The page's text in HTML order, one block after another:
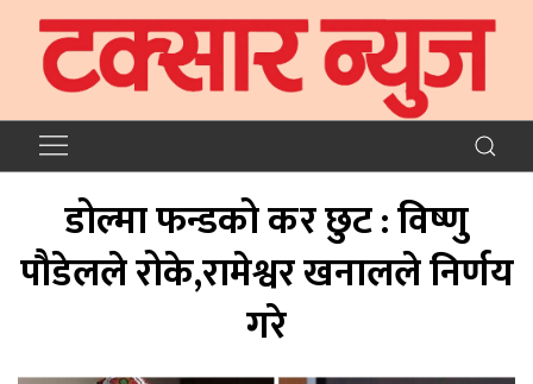
डोल्मा फन्डको कर छुट : विष्णु
पौडेलले रोके,रामेश्वर खनालले निर्णय
गरे